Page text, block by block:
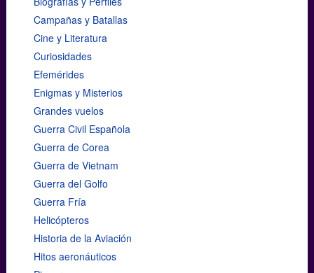
Campañas y Batallas
Cine y Literatura
Curiosidades
Efemérides
Enigmas y Misterios
Grandes vuelos
Guerra Civil Española
Guerra de Corea
Guerra de Vietnam
Guerra del Golfo
Guerra Fría
Helicópteros
Historia de la Aviación
Hitos aeronáuticos